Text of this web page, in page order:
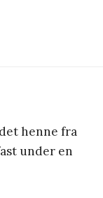
henne fra
under en